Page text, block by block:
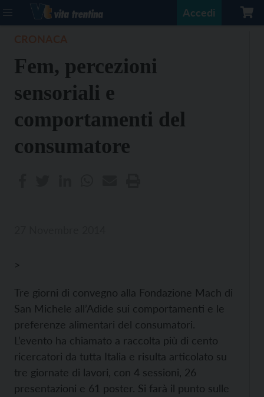
Accedi
Fem, percezioni
sensoriali e
comportamenti del
consumatore
>
Tre giorni di convegno alla Fondazione Mach di
San Michele all’Adide sui comportamenti e le
preferenze alimentari del consumatori.
L’evento ha chiamato a raccolta più di cento
ricercatori da tutta Italia e risulta articolato su
tre giornate di lavori, con 4 sessioni, 26
presentazioni e 61 poster. Si farà il punto sulle